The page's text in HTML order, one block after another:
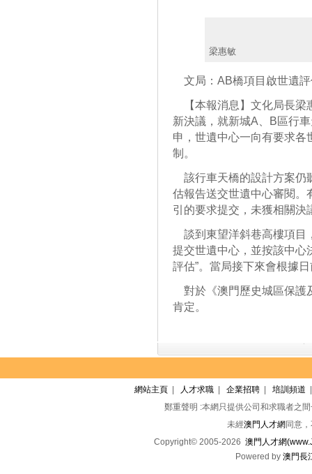
梁惠敏
文局：AB橋項目啟世遺
【本報消息】文化局長梁
新決議，就新城A、B區行
申，世遺中心一向有要求各
制。
該行車天橋的設計方案仍
估報告送交世遺中心審閱。
引的要求提交，未獲相關決
談到東望洋斜巷高樓項目
提交世遺中心，並按該中心
評估”。當局接下來會根據
對於《澳門歷史城區保護
肯定。
網站主頁 人才求職 企業招聘 培訓頻道
鄭重聲明 :本網只提供公司和求職者之
未經澳門人才網 同意
Copyright© 2005-2026 澳門人才網
Powered by 澳門長